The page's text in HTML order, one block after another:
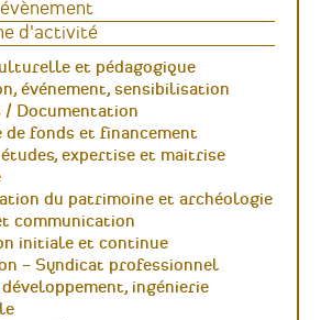
d'activité
et pédagogique
événement, sensibilisation
/ Documentation
de fonds et financement
expertise et maitrise
du patrimoine et archéologie
communication
initiale et continue
– Syndicat professionnel
ingénierie